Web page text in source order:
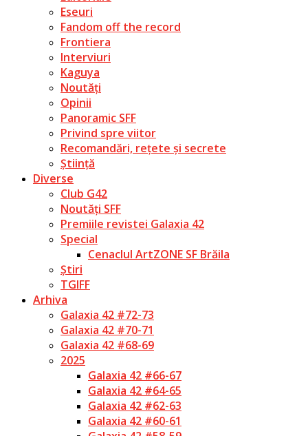
Eseuri
Fandom off the record
Frontiera
Interviuri
Kaguya
Noutăți
Opinii
Panoramic SFF
Privind spre viitor
Recomandări, rețete și secrete
Știință
Diverse
Club G42
Noutăți SFF
Premiile revistei Galaxia 42
Special
Cenaclul ArtZONE SF Brăila
Știri
TGIFF
Arhiva
Galaxia 42 #72-73
Galaxia 42 #70-71
Galaxia 42 #68-69
2025
Galaxia 42 #66-67
Galaxia 42 #64-65
Galaxia 42 #62-63
Galaxia 42 #60-61